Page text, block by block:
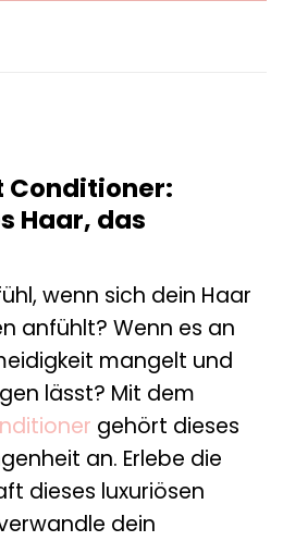
Conditioner:
Haar, das
wenn sich dein Haar
anfühlt? Wenn es an
mangelt und
lässt? Mit dem
gehört dieses
an. Erlebe die
dieses luxuriösen
dein